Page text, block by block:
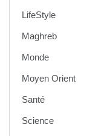
LifeStyle
Maghreb
Monde
Moyen Orient
Santé
Science